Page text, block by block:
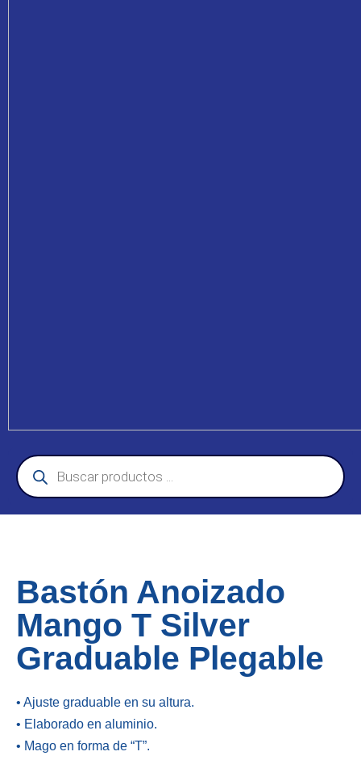
Bastón Anoizado
Mango T Silver
Graduable Plegable
• Ajuste graduable en su altura.
• Elaborado en aluminio.
• Mago en forma de “T”.